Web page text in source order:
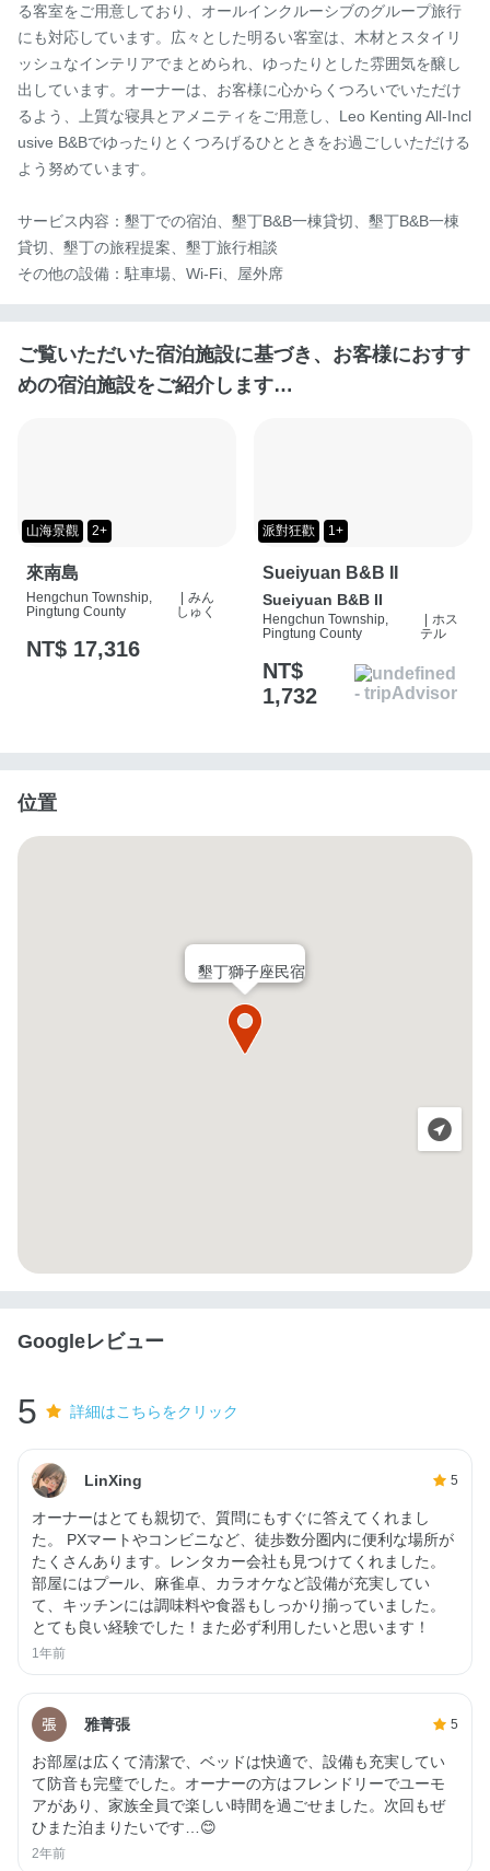
る客室をご用意しており、オールインクルーシブのグループ旅行
にも対応しています。広々とした明るい客室は、木材とスタイリ
ッシュなインテリアでまとめられ、ゆったりとした雰囲気を醸し
出しています。オーナーは、お客様に心からくつろいでいただけ
るよう、上質な寝具とアメニティをご用意し、Leo Kenting All-Incl
usive B&Bでゆったりとくつろげるひとときをお過ごしいただける
よう努めています。
サービス内容：墾丁での宿泊、墾丁B&B一棟貸切、墾丁B&B一棟
貸切、墾丁の旅程提案、墾丁旅行相談
その他の設備：駐車場、Wi-Fi、屋外席
ご覧いただいた宿泊施設に基づき、お客様におすす
めの宿泊施設をご紹介します…
山海景觀 2+
來南島
Hengchun Township,
Pingtung County
みん
しゅく
NT$ 17,316
派對狂歡 1+
Sueiyuan B&B II
Sueiyuan B&B II
Hengchun Township,
Pingtung County
ホス
テル
NT$
1,732
位置
墾丁獅子座民宿
Googleレビュー
5 詳細はこちらをクリック
LinXing 5
オーナーはとても親切で、質問にもすぐに答えてくれまし
た。 PXマートやコンビニなど、徒歩数分圏内に便利な場所が
たくさんあります。レンタカー会社も見つけてくれました。
部屋にはプール、麻雀卓、カラオケなど設備が充実してい
て、キッチンには調味料や食器もしっかり揃っていました。
とても良い経験でした！また必ず利用したいと思います！
1年前
雅菁張 5
お部屋は広くて清潔で、ベッドは快適で、設備も充実してい
て防音も完璧でした。オーナーの方はフレンドリーでユーモ
アがあり、家族全員で楽しい時間を過ごせました。次回もぜ
ひまた泊まりたいです…😊
2年前